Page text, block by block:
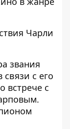
Чарли
звания
с его
встрече с